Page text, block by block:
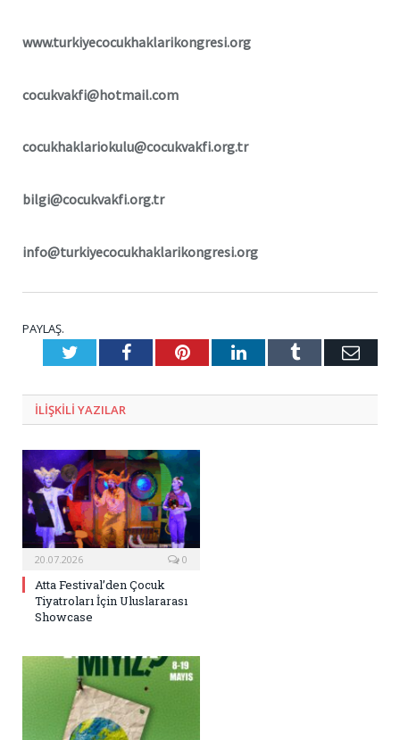
www.turkiyecocukhaklarikongresi.org
cocukvakfi@hotmail.com
cocukhaklariokulu@cocukvakfi.org.tr
bilgi@cocukvakfi.org.tr
info@turkiyecocukhaklarikongresi.org
PAYLAŞ.
TwitterFacebookPinterestLinkedInTumblr E-
ILIŞKILI YAZILAR
20.07.2026 0
Atta Festival’den Çocuk
Tiyatroları İçin Uluslararası
Showcase